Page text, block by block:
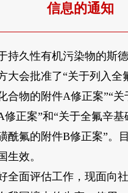
信息的通知
久性有机污染物的斯德
大会批准了“关于列入全
合物的附件A修正案”“
修正案”和“关于全氟辛基
酰氟的附件B修正案”。
生效。
面评估工作，现面向社